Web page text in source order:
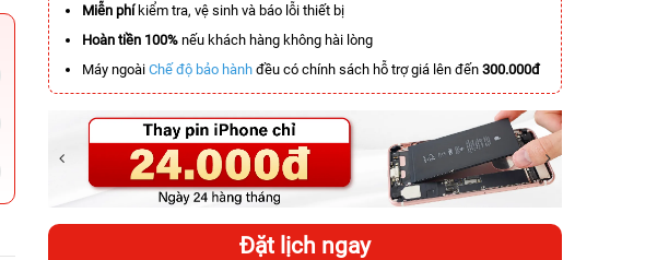
Miễn phíkiểm tra, vệ sinh và báo lỗi thiết bị
Hoàn tiền 100% nếu khách hàng không hài lòng
Máy ngoài Chế độ bảo hành đều có chính sách hỗ trợ giá lên đến 300.000đ
Đặt lịch ngay